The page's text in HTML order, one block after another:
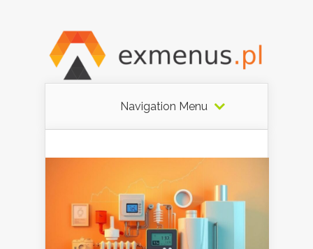
Navigation Menu